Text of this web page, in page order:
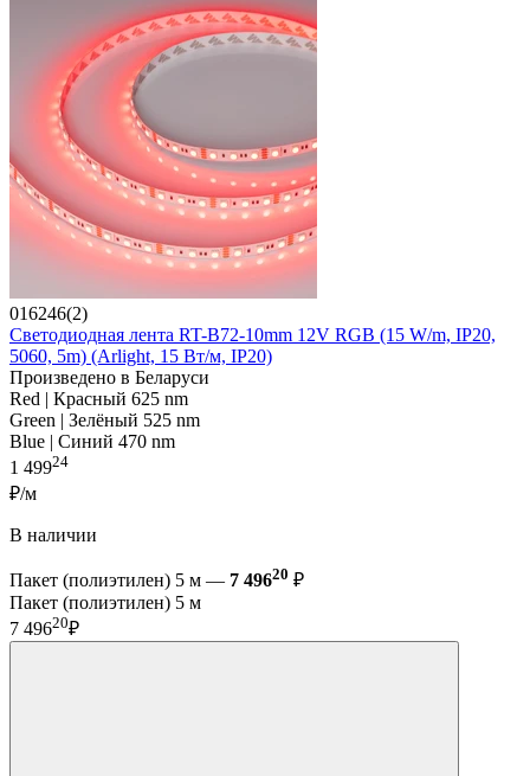
016246(2)
Светодиодная лента RT-B72-10mm 12V RGB (15 W/m, IP20,
5060, 5m) (Arlight, 15 Вт/м, IP20)
Произведено в Беларуси
Red | Красный 625 nm
Green | Зелёный 525 nm
Blue | Синий 470 nm
1 49924
₽/м
В наличии
Пакет (полиэтилен) 5 м — 7 49620 ₽
Пакет (полиэтилен) 5 м
7 49620₽